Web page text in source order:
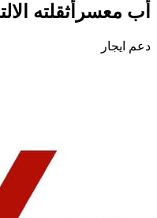
أب معسرأثقلته
دعم ايجار